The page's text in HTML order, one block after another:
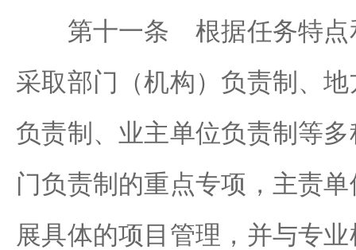
第十一条 根据任务特点
采取部门（机构）负责制、
负责制、业主单位负责制等
门负责制的重点专项，主责
展具体的项目管理，并与专